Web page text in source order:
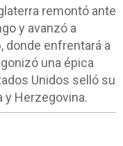
remontó ante
y avanzó a
donde enfrentará a
una épica
Unidos selló su
y Herzegovina.